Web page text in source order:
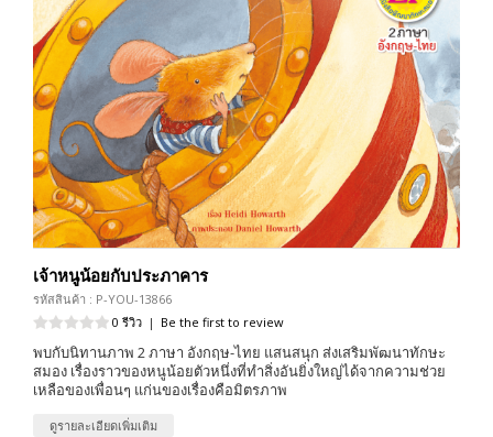
เจ้าหนูน้อยกับประภาคาร
รหัสสินค้า : P-YOU-13866
0 รีวิว | Be the first to review
พบกับนิทานภาพ 2 ภาษา อังกฤษ-ไทย แสนสนุก ส่งเสริมพัฒนาทักษะ
สมอง เรื่องราวของหนูน้อยตัวหนึ่งที่ทำสิ่งอันยิ่งใหญ่ได้จากความช่วย
เหลือของเพื่อนๆ แก่นของเรื่องคือมิตรภาพ
ดูรายละเอียดเพิ่มเติม